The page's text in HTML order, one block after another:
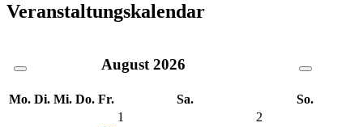
Veranstaltungskalendar
August 2026
Mo. Di. Mi. Do. Fr. Sa.
So.
1
2